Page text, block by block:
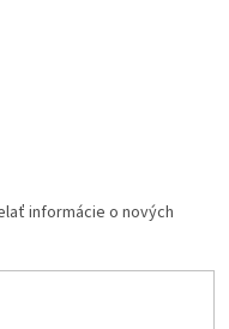
informácie o nových